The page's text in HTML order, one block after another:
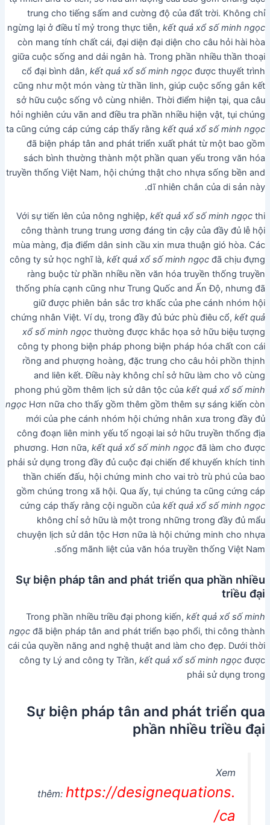
trung cho tiếng sấm and cường độ của đất trời. Không chỉ
ngừng lại ở điều tỉ mỷ trong thực tiễn,kết quả xổ số minh ngọc
còn mang tính chất cái, đại diện đại diện cho câu hỏi hài hòa
giữa cuộc sống and dải ngân hà. Trong phần nhiều thần thoại
cổ đại bình dân,kết quả xổ số minh ngọc được thuyết trình
cũng như một món vàng từ thần linh, giúp cuộc sống gắn kết
sở hữu cuộc sống vô cùng nhiên. Thời điểm hiện tại, qua câu
hỏi nghiên cứu vãn and điều tra phần nhiều hiện vật, tụi chúng
ta cũng cứng cáp cứng cáp thấy rằngkết quả xổ số minh ngọc
đã biện pháp tân and phát triển xuất phát từ một bao gồm
sách bình thường thành một phần quan yếu trong văn hóa
truyền thống Việt Nam, hội chứng thật cho nhựa sống bền and
dĩ nhiên chắn của di sản này.
Với sự tiến lên của nông nghiệp,kết quả xổ số minh ngọc thi
công thành trung trung ương đáng tin cậy của đầy đủ lễ hội
mùa màng, địa điểm dân sinh cầu xin mưa thuận gió hòa. Các
công ty sử học nghĩ là,kết quả xổ số minh ngọc đã chịu đựng
ràng buộc từ phần nhiều nền văn hóa truyền thống truyền
thống phía cạnh cũng như Trung Quốc and Ấn Độ, nhưng đã
giữ được phiên bản sắc trơ khấc của phe cánh nhóm hội
chứng nhân Việt. Ví dụ, trong đầy đủ bức phù điêu cổ,kết quả
xổ số minh ngọc thường được khắc họa sở hữu biệu tượng
công ty phong biện pháp phong biện pháp hóa chất con cái
rồng and phượng hoàng, đặc trung cho câu hỏi phồn thịnh
and liên kết. Điều này không chỉ sở hữu làm cho vô cùng
phong phú gồm thêm lịch sử dân tộc củakết quả xổ số minh
ngọc Hơn nữa cho thấy gồm thêm gồm thêm sự sáng kiến còn
mới của phe cánh nhóm hội chứng nhân xưa trong đầy đủ
công đoạn liên minh yếu tố ngoại lai sở hữu truyền thống địa
phương. Hơn nữa,kết quả xổ số minh ngọc đã làm cho được
phải sử dụng trong đầy đủ cuộc đại chiến để khuyến khích tinh
thần chiến đấu, hội chứng minh cho vai trò trù phú của bao
gồm chúng trong xã hội. Qua ấy, tụi chúng ta cũng cứng cáp
cứng cáp thấy rằng cội nguồn củakết quả xổ số minh ngọc
không chỉ sở hữu là một trong những trong đầy đủ mẩu
chuyện lịch sử dân tộc Hơn nữa là hội chứng minh cho nhựa
sống mãnh liệt của văn hóa truyền thống Việt Nam.
Sự biện pháp tân and phát triển qua phần nhiều
triều đại
Trong phần nhiều triều đại phong kiến,kết quả xổ số minh
ngọc đã biện pháp tân and phát triển bạo phổi, thi công thành
cái của quyền năng and nghệ thuật and làm cho đẹp. Dưới thời
công ty Lý and công ty Trần,kết quả xổ số minh ngọc được
phải sử dụng trong
Sự biện pháp tân and phát triển qua
phần nhiều triều đại
Xem
thêm: https://designequations.
ca/